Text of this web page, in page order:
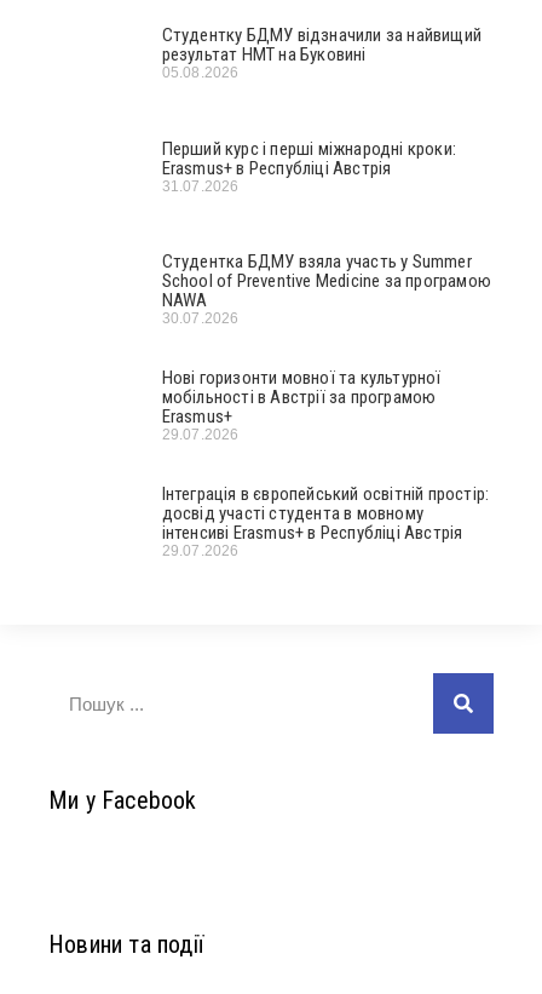
Студентку БДМУ відзначили за найвищий
результат НМТ на Буковині
05.08.2026
Перший курс і перші міжнародні кроки:
Erasmus+ в Республіці Австрія
31.07.2026
Студентка БДМУ взяла участь у Summer
School of Preventive Medicine за програмою
NAWA
30.07.2026
Нові горизонти мовної та культурної
мобільності в Австрії за програмою
Erasmus+
29.07.2026
Інтеграція в європейський освітній простір:
досвід участі студента в мовному
інтенсиві Erasmus+ в Республіці Австрія
29.07.2026
Ми у Facebook
Новини та події